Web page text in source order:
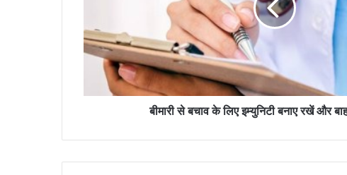
रखें
और
बाहर
बीमारी से बचाव के लिए इम्युनिटी बनाए रखें और